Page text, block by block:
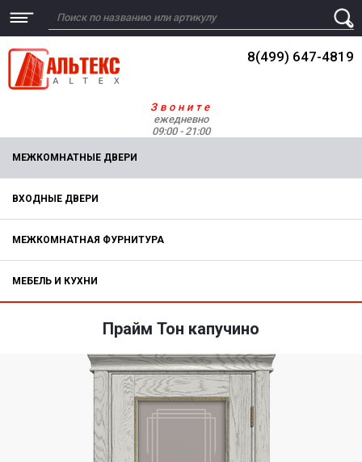
8(499) 647-4819
Звоните
ежедневно
09:00 - 21:00
МЕЖКОМНАТНЫЕ ДВЕРИ
ВХОДНЫЕ ДВЕРИ
МЕЖКОМНАТНАЯ ФУРНИТУРА
МЕБЕЛЬ И КУХНИ
Прайм Тон капучино